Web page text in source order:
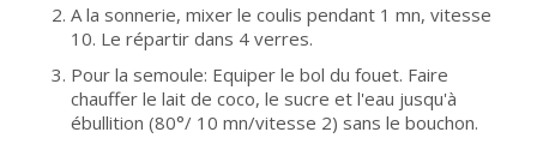
A la sonnerie, mixer le coulis pendant 1 mn, vitesse
10. Le répartir dans 4 verres.
Pour la semoule: Equiper le bol du fouet. Faire
chauffer le lait de coco, le sucre et l'eau jusqu'à
ébullition (80°/ 10 mn/vitesse 2) sans le bouchon.